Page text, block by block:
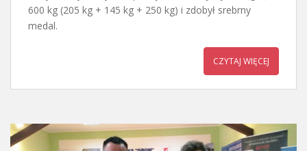
600 kg (205 kg + 145 kg + 250 kg) i zdobył srebrny
medal.
CZYTAJ WIĘCEJ